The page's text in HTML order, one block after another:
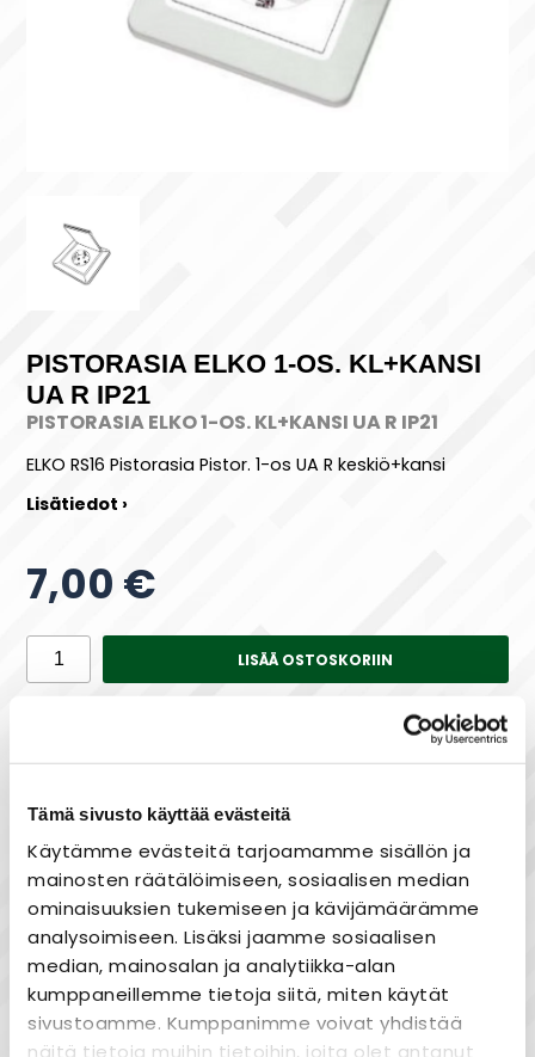
Tämä sivusto käyttää evästeitä
Käytämme evästeitä tarjoamamme sisällön ja
mainosten räätälöimiseen, sosiaalisen median
ominaisuuksien tukemiseen ja kävijämäärämme
analysoimiseen. Lisäksi jaamme sosiaalisen
median, mainosalan ja analytiikka-alan
kumppaneillemme tietoja siitä, miten käytät
sivustoamme. Kumppanimme voivat yhdistää
näitä tietoja muihin tietoihin, joita olet antanut
PISTORASIA ELKO 1-OS. KL+KANSI
UA R IP21
PISTORASIA ELKO 1-OS. KL+KANSI UA R IP21
ELKO RS16 Pistorasia Pistor. 1-os UA R keskiö+kansi
Lisätiedot ›
7,00 €
LISÄÄ OSTOSKORIIN
Maksa joustavasti osissa!
Nopea toimitus
Heti varastosta